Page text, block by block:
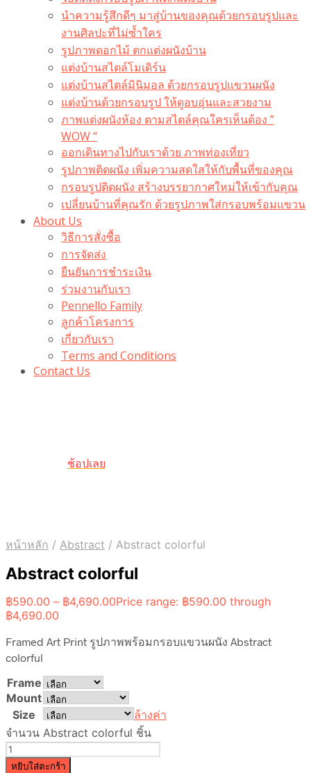
นำความรู้สึกดีๆ มาสู่บ้านของคุณด้วยกรอบรูปและ
งานศิลปะที่ไม่ซ้ำใคร
รูปภาพดอกไม้ ตกแต่งผนังบ้าน
แต่งบ้านสไตล์โมเดิร์น
แต่งบ้านสไตล์มินิมอล ด้วยกรอบรูปแขวนผนัง
แต่งบ้านด้วยกรอบรูป ให้ดูอบอุ่นและสวยงาม
ภาพแต่งผนังห้อง ตามสไตล์คุณใครเห็นต้อง ”
WOW “
ออกเดินทางไปกับเราด้วย ภาพท่องเที่ยว
รูปภาพติดผนัง เพิ่มความสดใสให้กับพื้นที่ของคุณ
กรอบรูปติดผนัง สร้างบรรยากาศใหม่ให้เข้ากับคุณ
เปลี่ยนบ้านที่คุณรัก ด้วยรูปภาพใส่กรอบพร้อมแขวน​
About Us
วิธีการสั่งซื้อ
การจัดส่ง
ยืนยันการชำระเงิน
ร่วมงานกับเรา
Pennello Family
ลูกค้าโครงการ
เกี่ยวกับเรา
Terms and Conditions
Contact Us
ช้อปเลย
หน้าหลัก / Abstract / Abstract colorful
Abstract colorful
฿590.00 – ฿4,690.00Price range: ฿590.00 through
฿4,690.00
Framed Art Print รูปภาพพร้อมกรอบแขวนผนัง Abstract
colorful
Frame
Mount
Size
ล้างค่า
จำนวน Abstract colorful ชิ้น
หยิบใส่ตะกร้า